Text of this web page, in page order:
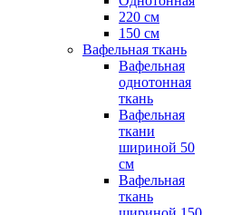
220 см
150 см
Вафельная ткань
Вафельная
однотонная
ткань
Вафельная
ткани
шириной 50
см
Вафельная
ткань